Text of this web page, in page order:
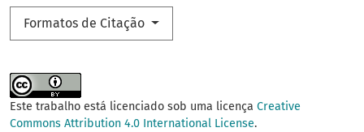
Formatos de Citação
Este trabalho está licenciado sob uma licença Creative
Commons Attribution 4.0 International License.